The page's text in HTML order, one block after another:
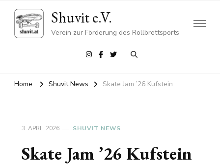
Shuvit e.V.
Verein zur Förderung des Rollbrettsports
Home Shuvit News Skate Jam ’26 Kufstein
3. APRIL 2026 SHUVIT NEWS
Skate Jam ’26 Kufstein